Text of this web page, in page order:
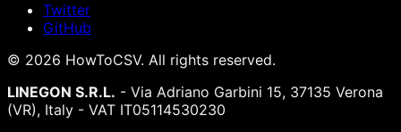
Twitter
GitHub
© 2026 HowToCSV. All rights reserved.
LINEGON S.R.L. - Via Adriano Garbini 15, 37135 Verona
(VR), Italy - VAT IT05114530230